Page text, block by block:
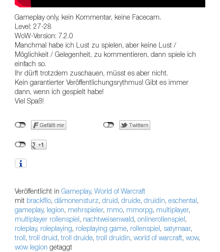
Gameplay only, kein Kommentar, keine Facecam.
Level: 27-28
WoW-Version: 7.2.0
Manchmal habe ich Lust zu spielen, aber keine Lust /
Möglichkeit / Gelegenheit, zu kommentieren, dann spiele ich
einfach so.
Ihr dürft trotzdem zuschauen, müsst es aber nicht.
Kein garantierter Veröffentlichungsrythmus! Gibt es immer
dann, wenn ich gespielt habe!
Viel Spaß!
Veröffentlicht in Gameplay, World of Warcraft
mit brackfllo, dämonensturz, druid, druide, druidin, eschental,
gameplay, legion, mehrspieler, mmo, mmorpg, multiplayer,
multiplayer rollenspiel, nachtweisenwald, onlinerollenspiel,
roleplay, roleplaying, roleplaying game, rollenspiel, satyrnaar,
troll,troll druid,troll druide,troll druidin, world of warcraft, wow,
wow legion getaggt